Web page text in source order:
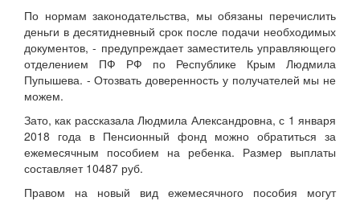
По нормам законодательства, мы обязаны перечислить
деньги в десятидневный срок после подачи необходимых
документов, - предупреждает заместитель управляющего
отделением ПФ РФ по Республике Крым Людмила
Пупышева. - Отозвать доверенность у получателей мы не
можем.
Зато, как рассказала Людмила Александровна, с 1 января
2018 года в Пенсионный фонд можно обратиться за
ежемесячным пособием на ребенка. Размер выплаты
составляет 10487 руб.
Правом на новый вид ежемесячного пособия могут